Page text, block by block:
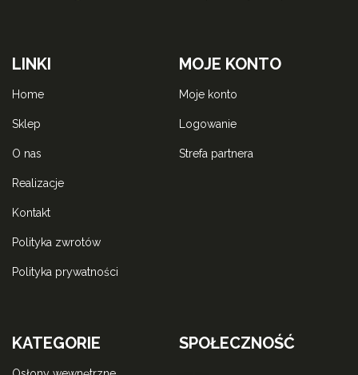
LINKI
home
sklep
o nas
realizacje
kontakt
polityka zwrotów
polityka prywatności
MOJE KONTO
moje konto
logowanie
strefa partnera
KATEGORIE SPOŁECZNOŚĆ